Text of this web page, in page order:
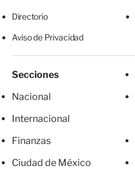
Directorio
Aviso de Privacidad
Secciones
Nacional
Internacional
Finanzas
Ciudad de México